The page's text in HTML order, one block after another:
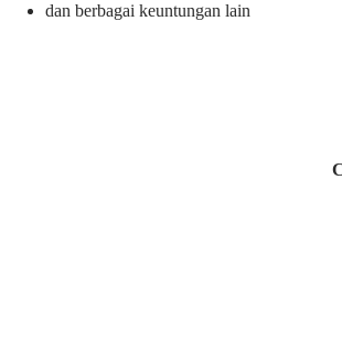
dan berbagai keuntungan lain